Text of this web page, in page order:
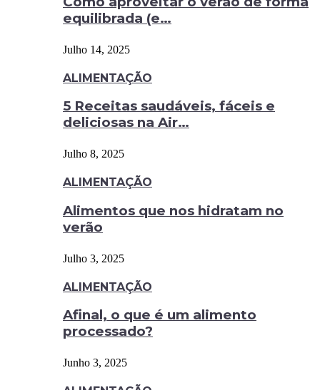
equilibrada (e…
Julho 14, 2025
ALIMENTAÇÃO
5 Receitas saudáveis, fáceis e
deliciosas na Air…
Julho 8, 2025
ALIMENTAÇÃO
Alimentos que nos hidratam no
verão
Julho 3, 2025
ALIMENTAÇÃO
Afinal, o que é um alimento
processado?
Junho 3, 2025